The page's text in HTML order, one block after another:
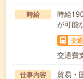
時給
時給
が可能
交
交通費
仕事内容
貿易・